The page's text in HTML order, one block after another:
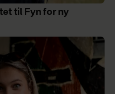
til Fyn for ny